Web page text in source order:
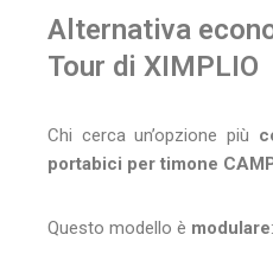
Alternativa
Tour di XIMPLIO
Chi cerca un’opzione più
portabici per timone
Questo modello è modulare: